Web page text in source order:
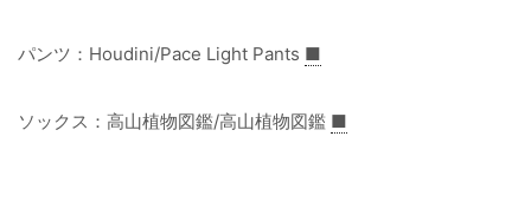
パンツ：Houdini/Pace Light Pants ■
ソックス：高山植物図鑑/高山植物図鑑 ■